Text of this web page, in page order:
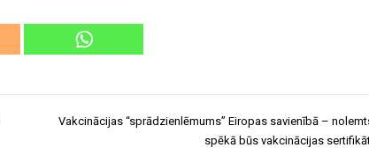
Vakcinācijas “sprādzienlēmums” Eiropas savienībā –
spēkā būs vakcinācijas